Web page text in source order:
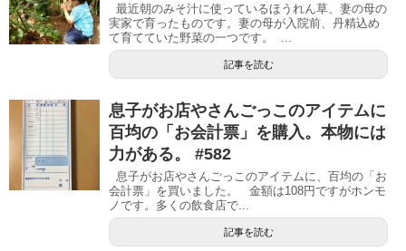
最近朝のみそ汁に使っているほうれん草、妻の母の
実家で育ったものです。妻の母が入院前、丹精込め
て育てていた野菜の一つです。 ...
記事を読む
息子がお店やさんごっこのアイテムに
百均の「お会計票」を購入。本物には
力がある。 #582
息子がお店やさんごっこのアイテムに、百均の「お
会計票」を買いました。 金額は108円ですがホンモ
ノです。多くの飲食店で...
記事を読む